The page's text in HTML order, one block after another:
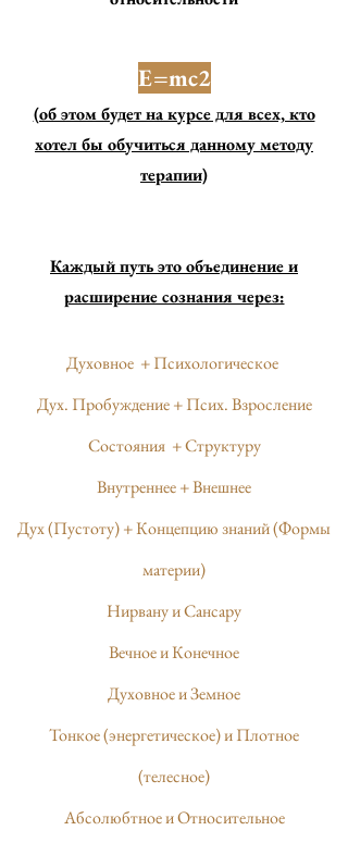
E=mc2
(об этом будет на курсе для всех, кто
хотел бы обучиться данному методу
терапии)
Каждый путь это объединение и
расширение сознания через:
Духовное + Психологическое
Дух. Пробуждение + Псих. Взросление
Состояния + Структуру
Внутреннее + Внешнее
Дух (Пустоту) + Концепцию знаний (Формы
материи)
Нирвану и Сансару
Вечное и Конечное
Духовное и Земное
Тонкое (энергетическое) и Плотное
(телесное)
Абсолюбтное и Относительное